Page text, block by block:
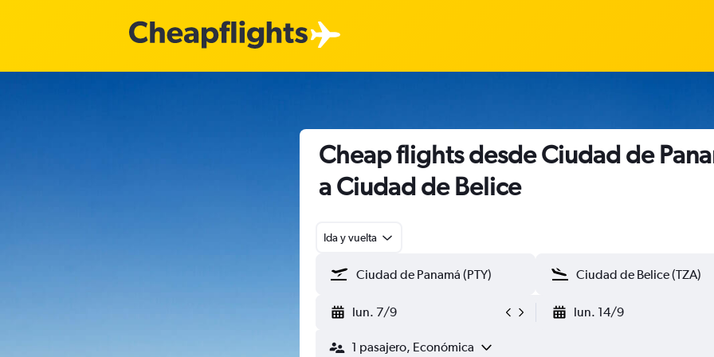
Cheap flights desde Ciudad de
a Ciudad de Belice
Ida y vuelta
lun. 7/9 lun. 14/9
1 pasajero, Económica